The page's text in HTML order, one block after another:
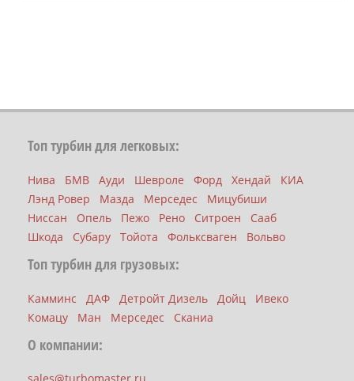
Топ турбин для легковых:
Нива БМВ Ауди Шевроле Форд Хендай
КИА
Лэнд Ровер
Мазда Мерседес
Мицубиши
Ниссан
Опель Пежо Рено Ситроен
Сааб
Шкода
Субару Тойота Фольксваген Вольво
Топ турбин для грузовых:
Камминс ДАФ Детройт Дизель Дойц
Ивеко
Комацу
Ман Мерседес Сканиа
О компании: